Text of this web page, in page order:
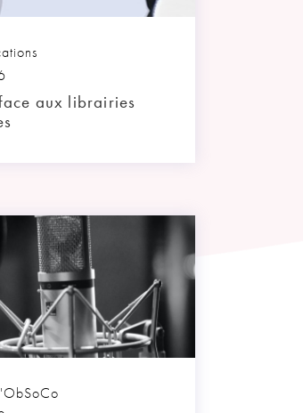
aux librairies